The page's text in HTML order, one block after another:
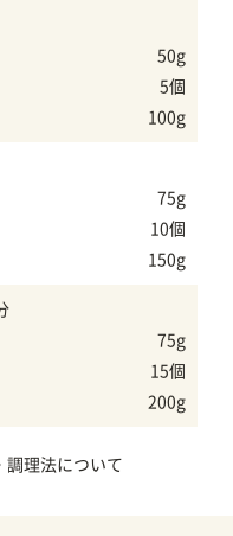
50g
5個
100g
75g
10個
150g
75g
15個
200g
調理法について